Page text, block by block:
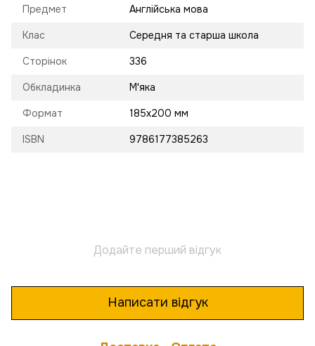
Предмет Англійська мова
Клас Середня та старша школа
Сторінок 336
Обкладинка М'яка
Формат 185х200 мм
ISBN 9786177385263
Додайте перший відгук
Написати відгук